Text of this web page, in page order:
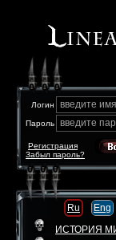
Логин введите имя
Пароль введите
Забыл пароль?
Регистрация
Ru
Eng
ИСТОРИЯ